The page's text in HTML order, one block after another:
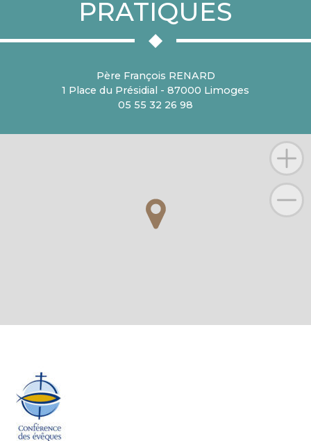
PRATIQUES
Père François RENARD
1 Place du Présidial - 87000 Limoges
05 55 32 26 98